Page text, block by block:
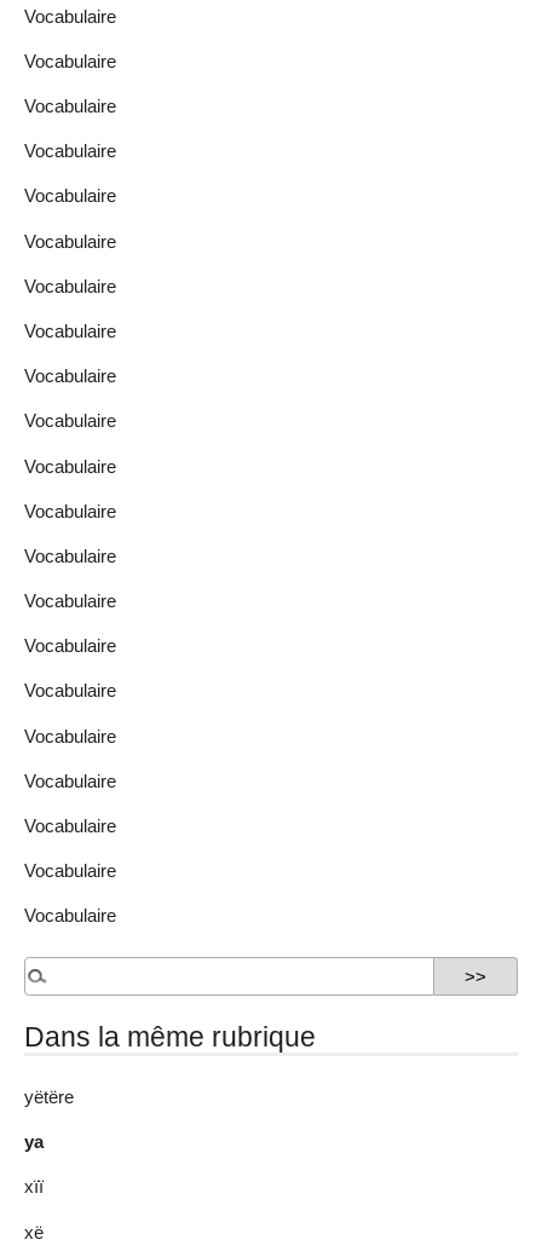
Vocabulaire
Vocabulaire
Vocabulaire
Vocabulaire
Vocabulaire
Vocabulaire
Vocabulaire
Vocabulaire
Vocabulaire
Vocabulaire
Vocabulaire
Vocabulaire
Vocabulaire
Vocabulaire
Vocabulaire
Vocabulaire
Vocabulaire
Vocabulaire
Vocabulaire
Vocabulaire
Vocabulaire
Dans la même rubrique
yëtëre
ya
xïï
xë